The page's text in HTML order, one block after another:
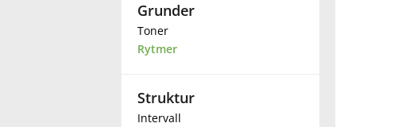
Dansk
Deutsch
Grunder
Toner
Rytmer
Struktur
Intervall